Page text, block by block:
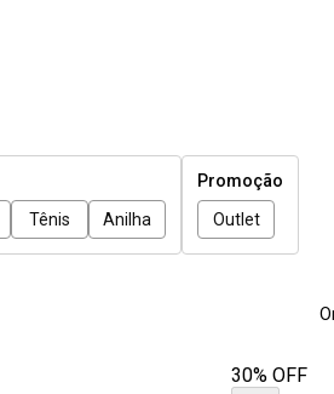
Tênis Anilha
Promoção
Outlet
30% OFF